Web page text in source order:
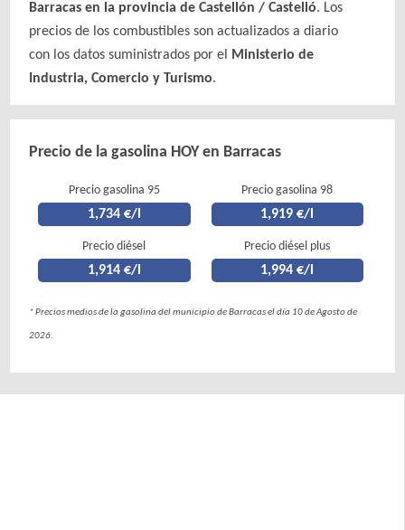
Barracas en la provincia de Castellón / Castelló. Los
precios de los combustibles son actualizados a diario
con los datos suministrados por el
Ministerio de
Industria, Comercio y Turismo.
Precio de la gasolina HOY en Barracas
Precio gasolina 95
1,734 €/l
Precio gasolina 98
1,919 €/l
Precio diésel
1,914 €/l
Precio diésel plus
1,994 €/l
* Precios medios de la gasolina del municipio de Barracas el día 10 de Agosto de
2026.